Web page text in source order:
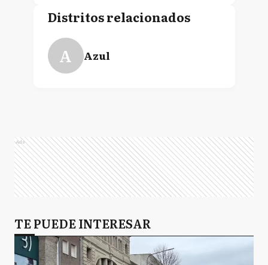
Distritos relacionados
A Azul
Ads
TE PUEDE INTERESAR